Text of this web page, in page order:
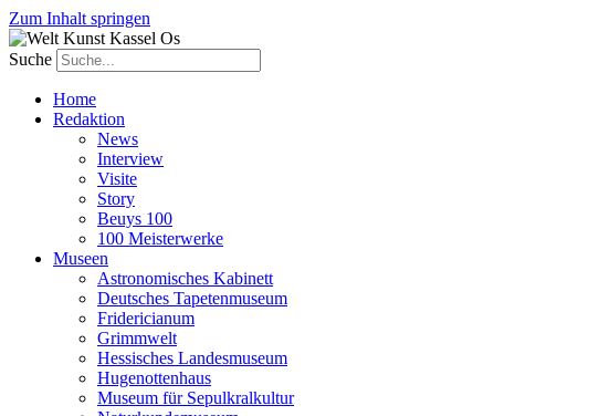
Zum Inhalt springen
Suche
Home
Redaktion
News
Interview
Visite
Story
Beuys 100
100 Meisterwerke
Museen
Astronomisches Kabinett
Deutsches Tapetenmuseum
Fridericianum
Grimmwelt
Hessisches Landesmuseum
Hugenottenhaus
Museum für Sepulkralkultur